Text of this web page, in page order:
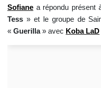
Sofiane a répondu présent
Tess » et le groupe de
« Guerilla» avec Koba LaD